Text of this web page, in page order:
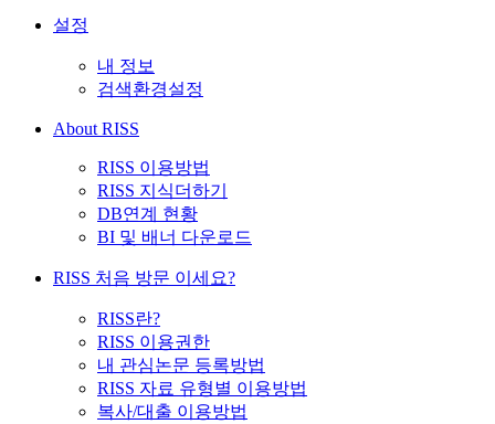
설정
내 정보
검색환경설정
About RISS
RISS 이용방법
RISS 지식더하기
DB연계 현황
BI 및 배너 다운로드
RISS 처음 방문 이세요?
RISS란?
RISS 이용권한
내 관심논문 등록방법
RISS 자료 유형별 이용방법
복사/대출 이용방법